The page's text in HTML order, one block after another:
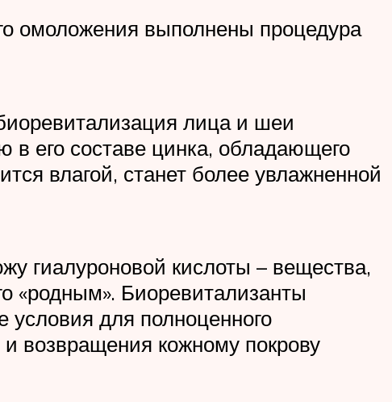
омоложения выполнены процедура
лица и шеи
его составе цинка, обладающего
влагой, станет более увлажненной
гиалуроновой кислоты – вещества,
«родным». Биоревитализанты
для полноценного
и возвращения кожному покрову